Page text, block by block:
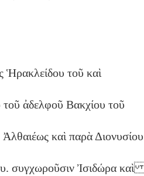
Ἡρακλείδου τοῦ καὶ
τοῦ ἀδελφοῦ Βακχίου τοῦ
Ἀλθαιέως καὶ παρὰ Διονυσίου
συγχωροῦσιν Ἰσιδώρα